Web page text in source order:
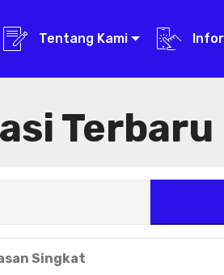
Tentang Kami
Terbaru
Singkat